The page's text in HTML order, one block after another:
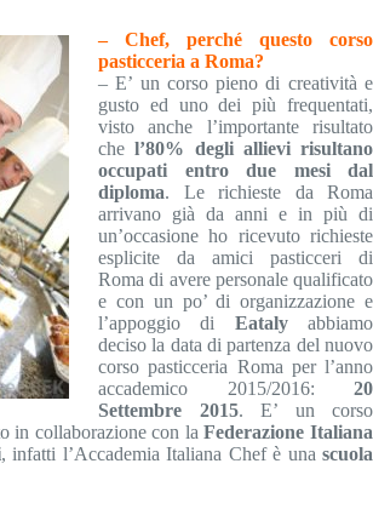
–Chef, perché questo corso
pasticceria a Roma?
– E’ un corso pieno di creatività e
gusto ed uno dei più frequentati,
visto anche l’importante risultato
che l’80% degli allievi risultano
occupati entro due mesi dal
diploma. Le richieste da Roma
arrivano già da anni e in più di
un’occasione ho ricevuto richieste
esplicite da amici pasticceri di
Roma di avere personale qualificato
e con un po’ di organizzazione e
l’appoggio di Eatalyabbiamo
deciso la data di partenza del nuovo
corso pasticceria Roma per l’anno
accademico 2015/2016: 20
Settembre 2015. E’ un corso
in collaborazione con laFederazione Italiana
, infatti l’Accademia Italiana Chef è unascuola